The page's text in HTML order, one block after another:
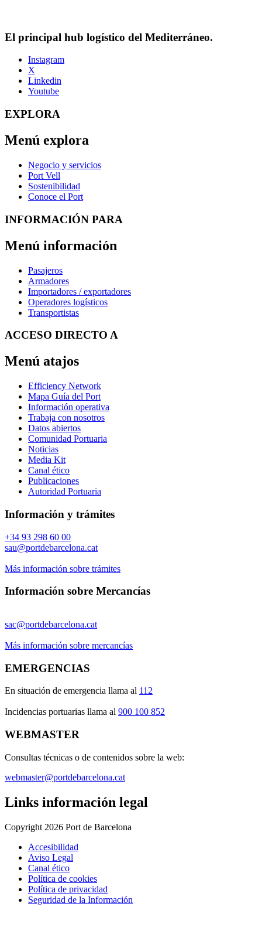
El principal hub logístico del Mediterráneo.
Instagram
X
Linkedin
Youtube
EXPLORA
Menú explora
Negocio y servicios
Port Vell
Sostenibilidad
Conoce el Port
INFORMACIÓN PARA
Menú información
Pasajeros
Armadores
Importadores / exportadores
Operadores logísticos
Transportistas
ACCESO DIRECTO A
Menú atajos
Efficiency Network
Mapa Guía del Port
Información operativa
Trabaja con nosotros
Datos abiertos
Comunidad Portuaria
Noticias
Media Kit
Canal ético
Publicaciones
Autoridad Portuaria
Información y trámites
+34 93 298 60 00
sau@portdebarcelona.cat
Más información sobre trámites
Información sobre Mercancías
sac@portdebarcelona.cat
Más información sobre mercancías
EMERGENCIAS
En situación de emergencia llama al 112
Incidencias portuarias llama al 900 100 852
WEBMASTER
Consultas técnicas o de contenidos sobre la web:
webmaster@portdebarcelona.cat
Links información legal
Copyright 2026 Port de Barcelona
Accesibilidad
Aviso Legal
Canal ético
Política de cookies
Política de privacidad
Seguridad de la Información